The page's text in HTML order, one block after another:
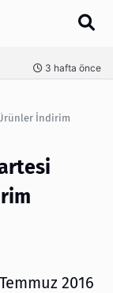
3 hafta önce
İndirim
2016